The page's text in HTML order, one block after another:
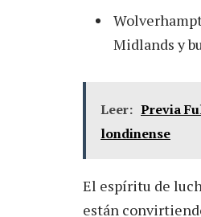
Midlands y
Leer: Previa
londinense
El espíritu de
están